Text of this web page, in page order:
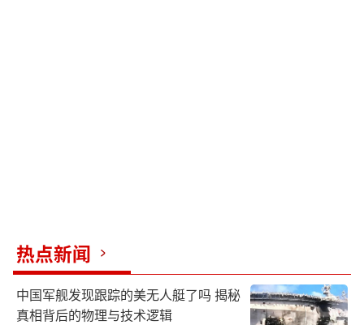
热点新闻
中国军舰发现跟踪的美无人艇了吗 揭秘
真相背后的物理与技术逻辑